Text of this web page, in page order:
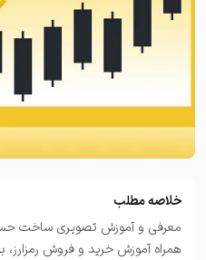
خلاصه مطلب
معرفی و آموزش تصویری ساخت
همراه آموزش خرید و فروش